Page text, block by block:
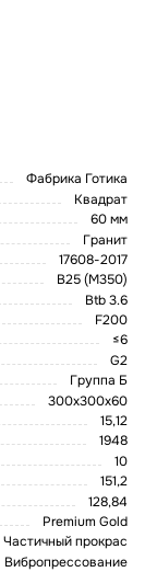
Фабрика Готика
Квадрат
60 мм
Гранит
17608-2017
В25 (М350)
Btb 3.6
F200
≤6
G2
Группа Б
300х300х60
15,12
1948
10
151,2
128,84
Premium Gold
Частичный прокрас
Вибропрессование